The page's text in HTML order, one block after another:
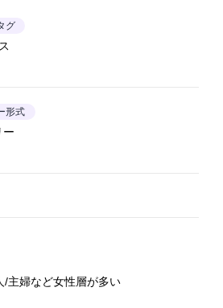
グ
形式
ー
/主婦など女性層が多い